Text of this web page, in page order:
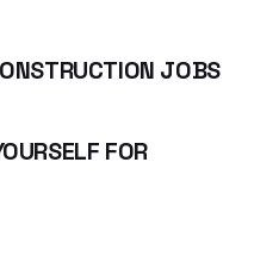
JOBS
FOR